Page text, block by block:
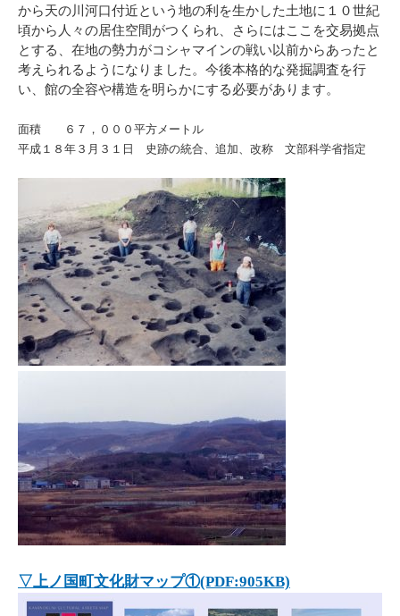
から天の川河口付近という地の利を生かした土地に１０世紀
頃から人々の居住空間がつくられ、さらにはここを交易拠点
とする、在地の勢力がコシャマインの戦い以前からあったと
考えられるようになりました。今後本格的な発掘調査を行
い、館の全容や構造を明らかにする必要があります。
面積 ６７，０００平方メートル
平成１８年３月３１日 史跡の統合、追加、改称 文部科学省指定
▽上ノ国町文化財マップ①(PDF:905KB)